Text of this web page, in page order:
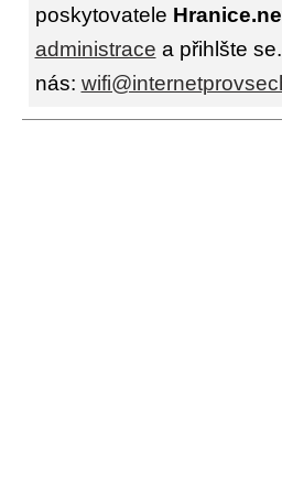
poskytovatele
administrace a přihlšte
nás: